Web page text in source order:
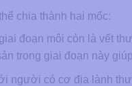
chia thành hai mốc:
đoạn môi còn là vết
trong giai đoạn này
người có cơ địa lành